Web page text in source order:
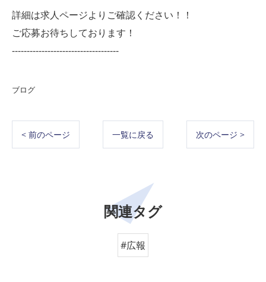
詳細は求人ページよりご確認ください！！
ご応募お待ちしております！
------------------------------------
ブログ
< 前のページ 一覧に戻る 次のページ >
関連タグ
#広報